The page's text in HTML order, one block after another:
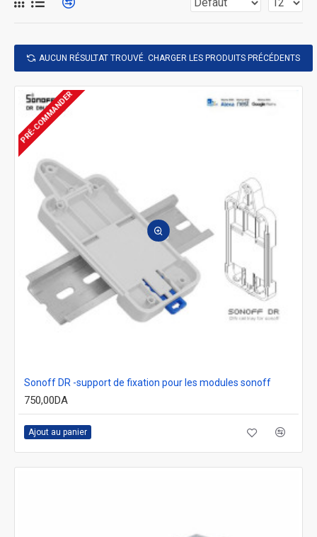
AUCUN RÉSULTAT TROUVÉ. CHARGER LES PRODUITS PRÉCÉDENTS
PRÉ-COMMANDER
Sonoff DR -support de fixation pour les modules sonoff
750,00DA
Ajout au panier